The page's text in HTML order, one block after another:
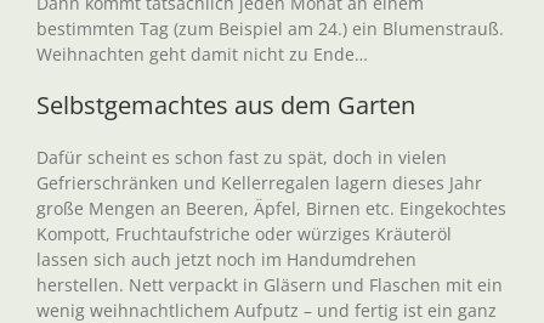
bestimmten Tag (zum Beispiel am 24.) ein Blumenstrauß.
Weihnachten geht damit nicht zu Ende…
Selbstgemachtes aus dem Garten
Dafür scheint es schon fast zu spät, doch in vielen
Gefrierschränken und Kellerregalen lagern dieses Jahr
große Mengen an Beeren, Äpfel, Birnen etc. Eingekochtes
Kompott, Fruchtaufstriche oder würziges Kräuteröl
lassen sich auch jetzt noch im Handumdrehen
herstellen. Nett verpackt in Gläsern und Flaschen mit ein
wenig weihnachtlichem Aufputz – und fertig ist ein ganz